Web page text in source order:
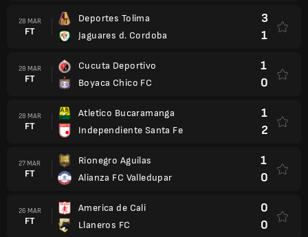
28 MAR
FT
Deportes Tolima
Jaguares d. Cordoba
3
1
28 MAR
FT
Cucuta Deportivo
Boyaca Chico FC
1
0
28 MAR
FT
Atletico Bucaramanga
Independiente Santa Fe
1
2
27 MAR
FT
Rionegro Aguilas
Alianza FC Valledupar
1
0
26 MAR
FT
America de Cali
Llaneros FC
0
0